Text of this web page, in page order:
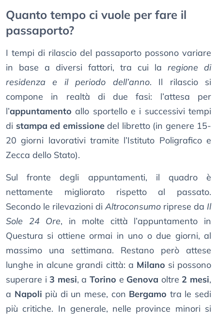
Quanto tempo ci vuole per fare il
passaporto?
I tempi di rilascio del passaporto possono variare
in base a diversi fattori, tra cui la regione di
residenza e il periodo dell’anno. Il rilascio si
compone in realtà di due fasi: l’attesa per
l’appuntamento allo sportello e i successivi tempi
di stampa ed emissionedel libretto (in genere 15-
20 giorni lavorativi tramite l’Istituto Poligrafico e
Zecca dello Stato).
Sul fronte degli appuntamenti, il quadro è
nettamente migliorato rispetto al passato.
Secondo le rilevazioni diAltroconsumo riprese da Il
Sole 24 Ore, in molte città l’appuntamento in
Questura si ottiene ormai in uno o due giorni, al
massimo una settimana. Restano però attese
lunghe in alcune grandi città: a Milano si possono
superare i3 mesi, aTorino e Genova oltre 2 mesi,
a Napoli più di un mese, con Bergamo tra le sedi
più critiche. In generale, nelle province minori si